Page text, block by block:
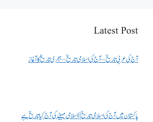
Latest Post
آج کی عربی تاریخ – آج کی اسلامی تاریخ – ہجری تاریخ کا آغاز
پاکستان میں آج کی اسلامی تاریخ || اسلامی مہینے کی آج کیا تاریخ ہے